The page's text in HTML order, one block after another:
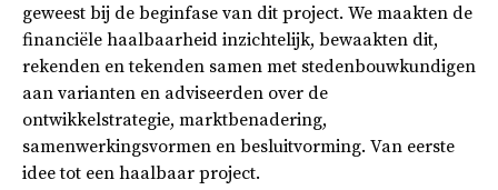
geweest bij de beginfase van dit project. We maakten de
financiële haalbaarheid inzichtelijk, bewaakten dit,
rekenden en tekenden samen met stedenbouwkundigen
aan varianten en adviseerden over de
ontwikkelstrategie, marktbenadering,
samenwerkingsvormen en besluitvorming. Van eerste
idee tot een haalbaar project.